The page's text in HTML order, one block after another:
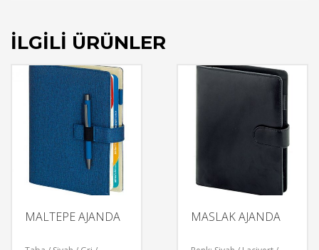
İLGILI ÜRÜNLER
MALTEPE AJANDA MASLAK AJANDA